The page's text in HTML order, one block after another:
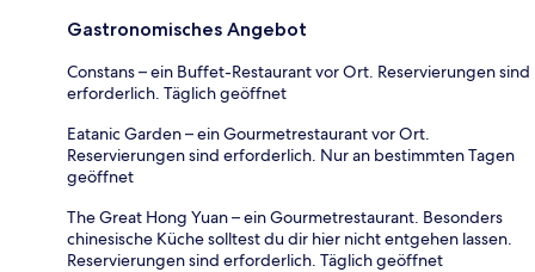
Gastronomisches Angebot
Constans – ein Buffet-Restaurant vor Ort. Reservierungen sind
erforderlich. Täglich geöffnet
Eatanic Garden – ein Gourmetrestaurant vor Ort.
Reservierungen sind erforderlich. Nur an bestimmten Tagen
geöffnet
The Great Hong Yuan – ein Gourmetrestaurant. Besonders
chinesische Küche solltest du dir hier nicht entgehen lassen.
Reservierungen sind erforderlich. Täglich geöffnet